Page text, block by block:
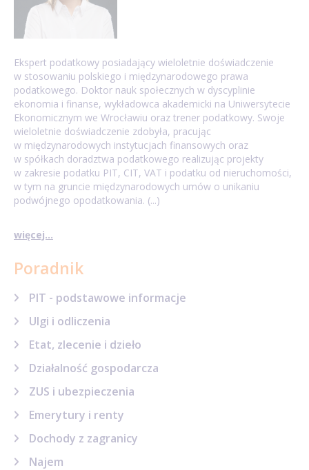
Ekspert podatkowy posiadający wieloletnie doświadczenie
w stosowaniu polskiego i międzynarodowego prawa
podatkowego. Doktor nauk społecznych w dyscyplinie
ekonomia i finanse, wykładowca akademicki na Uniwersytecie
Ekonomicznym we Wrocławiu oraz trener podatkowy. Swoje
wieloletnie doświadczenie zdobyła, pracując
w międzynarodowych instytucjach finansowych oraz
w spółkach doradztwa podatkowego realizując projekty
w zakresie podatku PIT, CIT, VAT i podatku od nieruchomości,
w tym na gruncie międzynarodowych umów o unikaniu
podwójnego opodatkowania. (...)
więcej...
Poradnik
PIT - podstawowe informacje
Ulgi i odliczenia
Etat, zlecenie i dzieło
Działalność gospodarcza
ZUS i ubezpieczenia
Emerytury i renty
Dochody z zagranicy
Najem